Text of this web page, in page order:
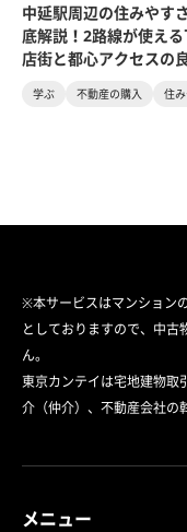
中延駅周辺の住みやす
底解説！2路線が使え
店街と都心アクセスの
学ぶ 不動産の購入 住
※本サービスはマンション
としておりますので、中古
ん。
東京カンテイは宅地建物取
介（仲介）、不動産会社の
メニュー